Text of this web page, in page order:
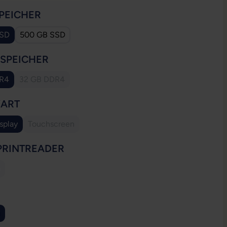
500 GB SSD
AUSWÄHLEN
ist zurzeit nicht verfügbar.)